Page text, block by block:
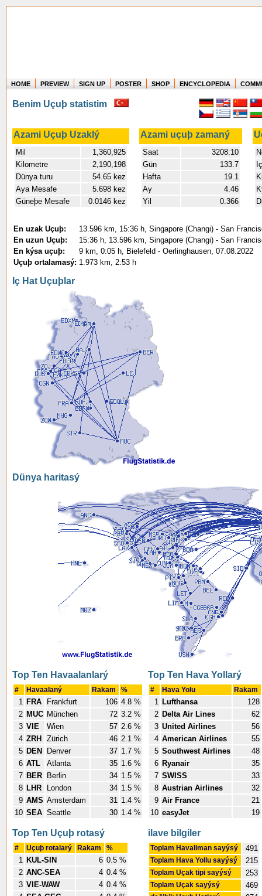
Where in the world have you flown?
How long have you been in the air?
Create your own FlightMemory and see!
HOME PREVIEW SIGN UP POSTER SHOP ENCYCLOPEDIA
Benim Uçuþ statistim
Azami Uçuþ Uzaklý Azami uçuþ zamaný
Mil
1,360,925
Kilometre
2,190,198
Dünya turu
54.65 kez
Aya Mesafe
5.698 kez
Güneþe Mesafe
0.0146 kez
Saat
3208:10
Gün
133.7
Hafta
19.1
Ay
4.46
Yil
0.366
En uzak Uçuþ:
13.596 km, 15:36 h, Singapore (Changi) - San
En uzun Uçuþ:
15:36 h, 13.596 km, Singapore (Changi) - San
En kýsa uçuþ:
9 km, 0:05 h, Bielefeld - Oerlinghausen, 07.08.2022
Uçuþ ortalamasý: 1.973 km, 2:53 h
Iç Hat Uçuþlar
Dünya haritasý
Top Ten Havaalanlarý
# Havaalaný Rakam %
1 FRA Frankfurt 106 4.8 %
2 MUC München 72 3.2 %
3 VIE Wien 57 2.6 %
4 ZRH Zürich 46 2.1 %
5 DEN Denver 37 1.7 %
6 ATL Atlanta 35 1.6 %
7 BER Berlin 34 1.5 %
8 LHR London 34 1.5 %
9 AMS Amsterdam 31 1.4 %
10 SEA Seattle 30 1.4 %
Top Ten Hava Yollarý
# Hava Yolu Rakam
1 Lufthansa
128
2 Delta Air Lines
62
3 United Airlines
56
4 American Airlines
55
5 Southwest Airlines
48
6 Ryanair
35
7 SWISS
33
8 Austrian Airlines
32
9 Air France
21
10 easyJet 19
Top Ten Uçuþ rotasý
# Uçuþ rotalarý Rakam %
1 KUL-SIN 6 0.5 %
2 ANC-SEA 4 0.4 %
3 VIE-WAW 4 0.4 %
ilave bilgiler
Toplam Havaliman sayýsý 491
Toplam Hava Yollu sayýsý 215
Toplam Uçak tipi sayýsý 253
Toplam Uçak sayýsý 469